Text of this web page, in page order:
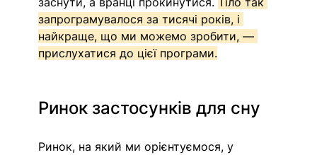
запрограмувалося за тисячі років, і
найкраще, що ми можемо зробити, —
прислухатися до цієї програми.
Ринок застосунків для сну
Ринок, на який ми орієнтуємося, у